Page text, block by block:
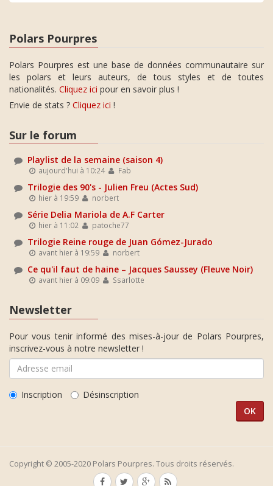
Polars Pourpres
Polars Pourpres est une base de données communautaire sur
les polars et leurs auteurs, de tous styles et de toutes
nationalités. Cliquez ici pour en savoir plus !
Envie de stats ? Cliquez ici !
Sur le forum
Playlist de la semaine (saison 4)
aujourd'hui à 10:24 Fab
Trilogie des 90's - Julien Freu (Actes Sud)
hier à 19:59 norbert
Série Delia Mariola de A.F Carter
hier à 11:02 patoche77
Trilogie Reine rouge de Juan Gómez-Jurado
avant hier à 19:59 norbert
Ce qu'il faut de haine – Jacques Saussey (Fleuve Noir)
avant hier à 09:09 Ssarlotte
Newsletter
Pour vous tenir informé des mises-à-jour de Polars Pourpres,
inscrivez-vous à notre newsletter !
Inscription Désinscription
Copyright © 2005-2020 Polars Pourpres. Tous droits réservés.